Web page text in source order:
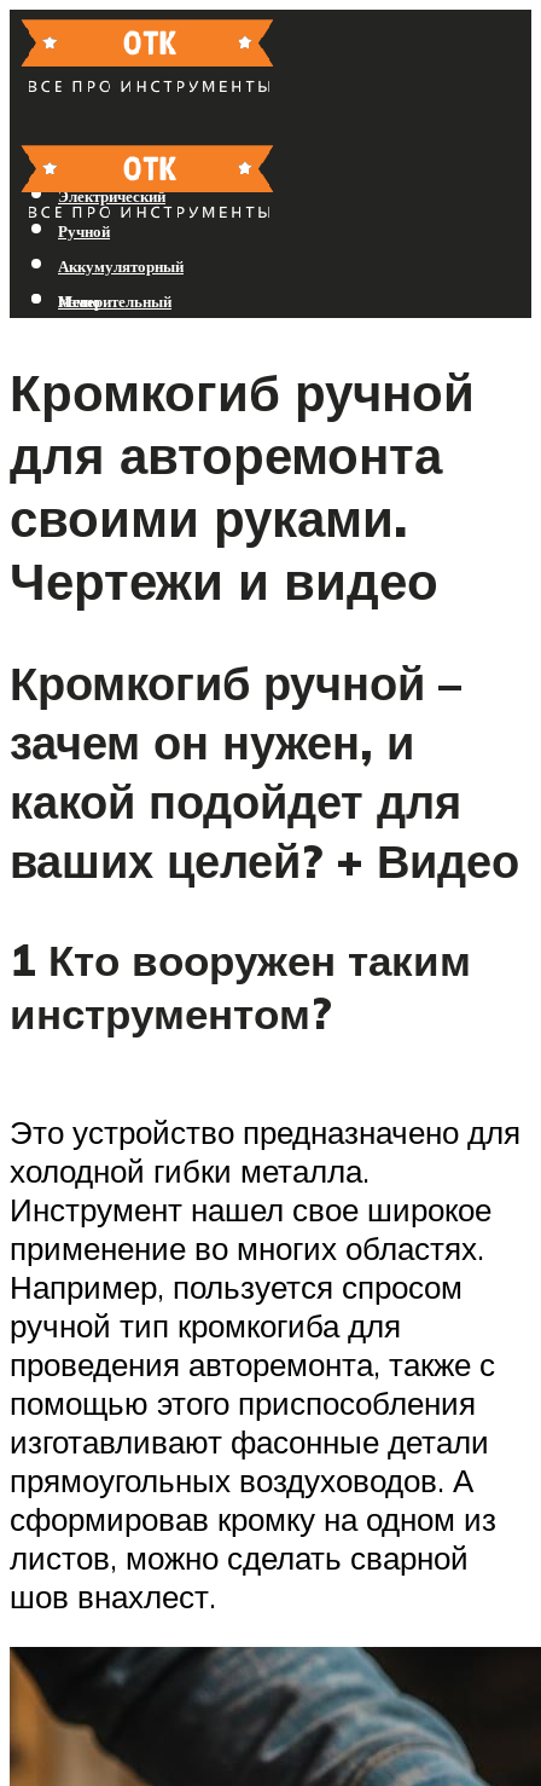
Бензиновый
Электрический
Ручной
Аккумуляторный
Измерительный
Меню
Кромкогиб ручной
для авторемонта
своими руками.
Чертежи и видео
Кромкогиб ручной –
зачем он нужен, и
какой подойдет для
ваших целей? + Видео
1 Кто вооружен таким
инструментом?
Это устройство предназначено для
холодной гибки металла.
Инструмент нашел свое широкое
применение во многих областях.
Например, пользуется спросом
ручной тип кромкогиба для
проведения авторемонта, также с
помощью этого приспособления
изготавливают фасонные детали
прямоугольных воздуховодов. А
сформировав кромку на одном из
листов, можно сделать сварной
шов внахлест.